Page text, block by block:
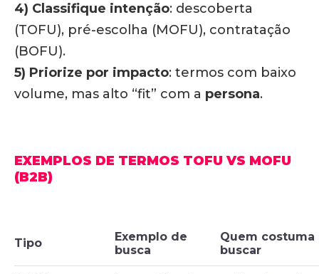
4) Classifique intenção: descoberta
(TOFU), pré-escolha (MOFU), contratação
(BOFU).
5) Priorize por impacto: termos com baixo
volume, mas alto “fit” com a persona.
EXEMPLOS DE TERMOS TOFU VS MOFU
(B2B)
Tipo
Exemplo de
busca
Quem costuma
buscar